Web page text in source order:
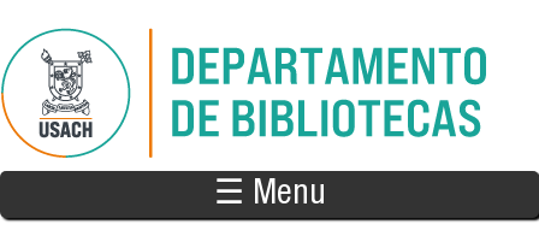
☰ Menu